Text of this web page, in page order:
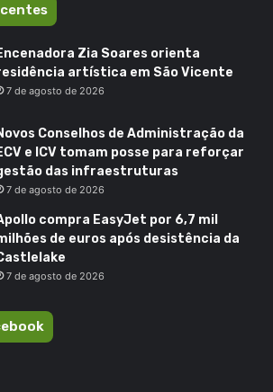
Zia Soares orienta
artística em São Vicente
7 de agosto de 2026
Conselhos de Administração da
e ICV tomam posse para reforçar
das infraestruturas
7 de agosto de 2026
compra EasyJet por 6,7 mil
de euros após desistência da
7 de agosto de 2026